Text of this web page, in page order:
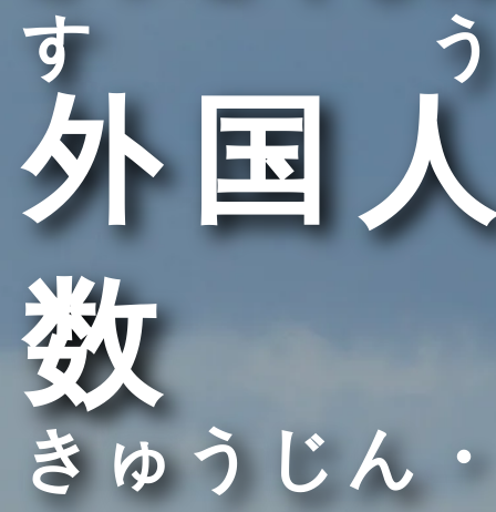
外国人
数
すう
きゅうじん・